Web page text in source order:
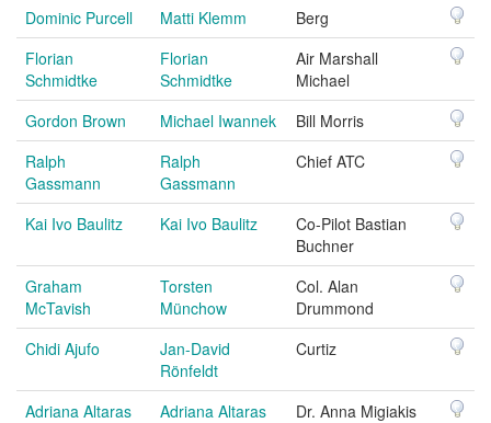
Dominic Purcell
Matti Klemm
Berg
Florian
Schmidtke
Florian
Schmidtke
Air Marshall
Michael
Gordon Brown
Michael Iwannek
Bill Morris
Ralph
Gassmann
Ralph
Gassmann
Chief ATC
Kai Ivo Baulitz Kai Ivo Baulitz
Co-Pilot Bastian
Buchner
Graham
McTavish
Torsten
Münchow
Col. Alan
Drummond
Chidi Ajufo
Jan-David
Rönfeldt
Curtiz
Adriana Altaras Adriana Altaras
Dr. Anna Migiakis